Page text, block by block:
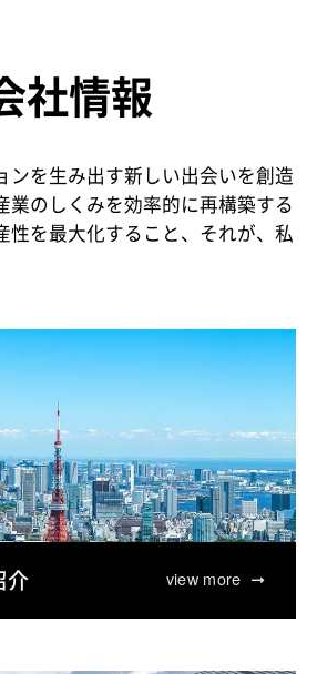
社情報
ンを生み出す新しい出会いを創造
業のしくみを効率的に再構築する
性を最大化すること、それが、私
介 view more